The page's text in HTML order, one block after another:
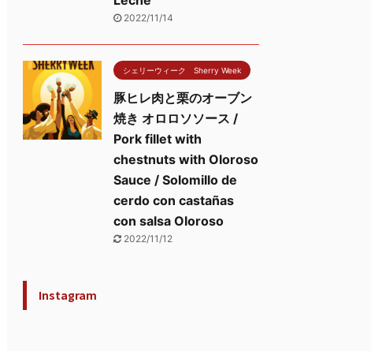
2022/11/14
シェリーウィーク Sherry Week
豚ヒレ肉と栗のオーブン
焼き オロロソソース /
Pork fillet with
chestnuts with Oloroso
Sauce / Solomillo de
cerdo con castañas
con salsa Oloroso
2022/11/12
Instagram